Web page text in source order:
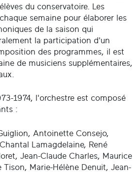
du conservatoire. Les
semaine pour élaborer les
de la saison qui
la participation d'un
des programmes, il est
de musiciens supplémentaires,
1974, l'orchestre est composé
:
Antoinette Consejo,
Lamagdelaine, René
Jean-Claude Charles, Maurice
Marie-Hélène Denuit, Jean-